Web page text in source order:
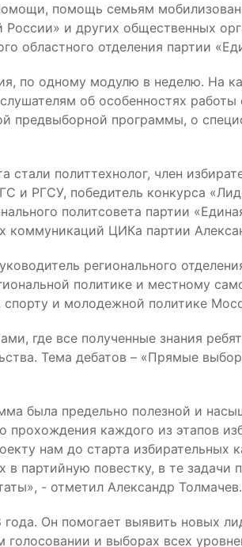
помощь семьям
и других общественных
областного отделения партии
по одному модулю в неделю. На
об особенностях
предвыборной программы, о
стали политтехнолог, член
и РГСУ, победитель конкурса
политсовета партии
коммуникаций ЦИКа партии
регионального
политике и местному
спорту и молодежной политике
где все полученные знания
Тема дебатов – «Прямые
была предельно полезной и
прохождения каждого из этапов
нам до старта избирательных
в партийную повестку, в те
- отметил Александр Толмачев.
Он помогает выявить новых
и выборах всех